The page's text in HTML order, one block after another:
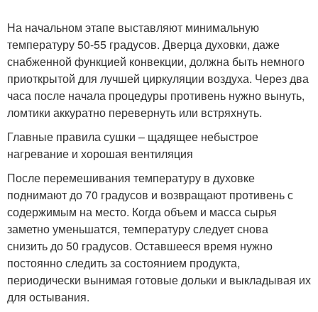
На начальном этапе выставляют минимальную
температуру 50-55 градусов. Дверца духовки, даже
снабженной функцией конвекции, должна быть немного
приоткрытой для лучшей циркуляции воздуха. Через два
часа после начала процедуры противень нужно вынуть,
ломтики аккуратно перевернуть или встряхнуть.
Главные правила сушки – щадящее небыстрое
нагревание и хорошая вентиляция
После перемешивания температуру в духовке
поднимают до 70 градусов и возвращают противень с
содержимым на место. Когда объем и масса сырья
заметно уменьшатся, температуру следует снова
снизить до 50 градусов. Оставшееся время нужно
постоянно следить за состоянием продукта,
периодически вынимая готовые дольки и выкладывая их
для остывания.